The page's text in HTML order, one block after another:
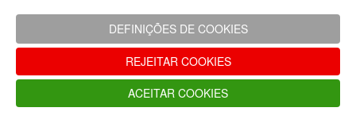
Hidráulicas
Controladores
Fixações e
Acessórios
Isolamento
para
Tubagem
DEFINIÇÕES DE COOKIES
REJEITAR COOKIES
ACEITAR COOKIES